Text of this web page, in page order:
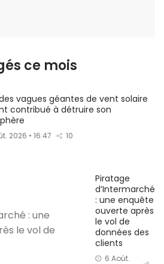
ce mois
vagues géantes de vent solaire
contribué à détruire son
2026 • 16:47 10
Piratage
d’Intermarché
: une enquête
ouverte après
le vol de
données des
clients
6 Août.